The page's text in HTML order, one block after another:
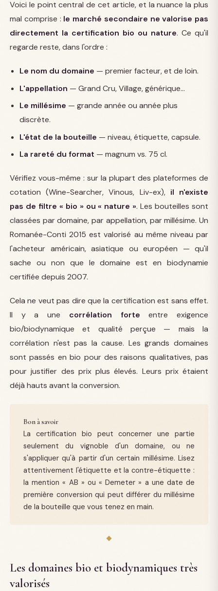
Voici le point central de cet article, et la nuance la plus
mal comprise : le marché secondaire ne valorise pas
directement la certification bio ou nature. Ce qu'il
regarde reste, dans l'ordre :
Le nom du domaine — premier facteur, et de loin.
L'appellation — Grand Cru, Village, générique…
Le millésime — grande année ou année plus
discrète.
L'état de la bouteille — niveau, étiquette, capsule.
La rareté du format — magnum vs. 75 cl.
Vérifiez vous-même : sur la plupart des plateformes de
cotation (Wine-Searcher, Vinous, Liv-ex), il n'existe
pas de filtre « bio » ou « nature ». Les bouteilles sont
classées par domaine, par appellation, par millésime. Un
Romanée-Conti 2015 est valorisé au même niveau par
l'acheteur américain, asiatique ou européen — qu'il
sache ou non que le domaine est en biodynamie
certifiée depuis 2007.
Cela ne veut pas dire que la certification est sans effet.
Il y a une corrélation forte entre exigence
bio/biodynamique et qualité perçue — mais la
corrélation n'est pas la cause. Les grands domaines
sont passés en bio pour des raisons qualitatives, pas
pour justifier des prix plus élevés. Leurs prix étaient
déjà hauts avant la conversion.
Bon à savoir
La certification bio peut concerner une partie
seulement du vignoble d'un domaine, ou ne
s'appliquer qu'à partir d'un certain millésime. Lisez
attentivement l'étiquette et la contre-étiquette :
la mention « AB » ou « Demeter » a une date de
première conversion qui peut différer du millésime
de la bouteille que vous tenez en main.
Les domaines bio et biodynamiques très
valorisés